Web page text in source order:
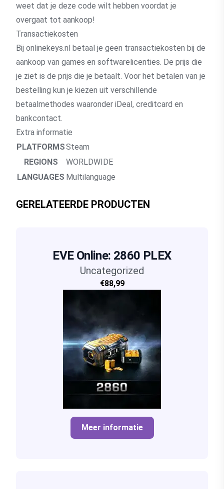
weet dat je deze code wilt hebben voordat je
overgaat tot aankoop!
Transactiekosten
Bij onlinekeys.nl betaal je geen transactiekosten bij de
aankoop van games en softwarelicenties. De prijs die
je ziet is de prijs die je betaalt. Voor het betalen van je
bestelling kun je kiezen uit verschillende
betaalmethodes waaronder iDeal, creditcard en
bankcontact.
Extra informatie
PLATFORMSSteam
REGIONS
WORLDWIDE
LANGUAGES Multilanguage
GERELATEERDE PRODUCTEN
EVE Online: 2860 PLEX
Uncategorized
€88,99
Meer informatie